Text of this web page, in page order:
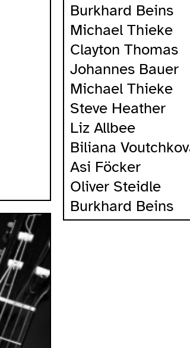
Burkhard Beins
Michael Thieke
Clayton Thomas
Johannes Bauer
Michael Thieke
Steve Heather
Liz Allbee
Biliana
Asi Föcker
Oliver Steidle
Burkhard Beins